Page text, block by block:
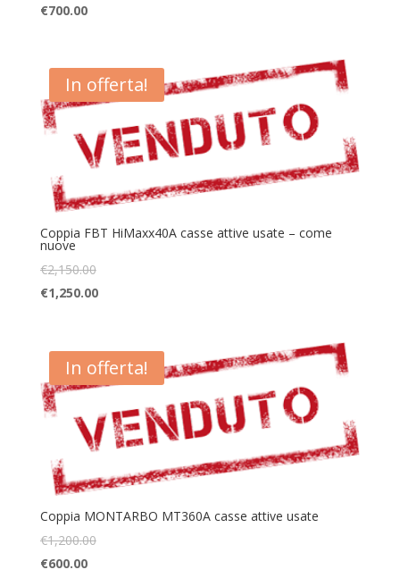
€700.00
In offerta!
Coppia FBT HiMaxx40A casse attive usate – come
nuove
€2,150.00
€1,250.00
In offerta!
Coppia MONTARBO MT360A casse attive usate
€1,200.00
€600.00